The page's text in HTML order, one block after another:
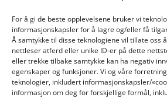
For å gi de beste opplevelsene bruker vi
informasjonskapsler for å lagre og/eller få
Å samtykke til disse teknologiene vil tillate oss
nettleser atferd eller unike ID-er på dette
eller trekke tilbake samtykke kan ha negativ
egenskaper og funksjoner. Vi og våre
teknologier, inkludert informasjonskapsler/
informasjon om deg for forskjellige formål,